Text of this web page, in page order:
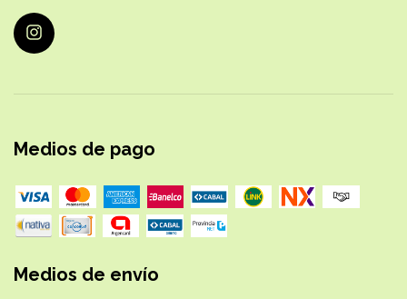
Medios de pago
Medios de envío